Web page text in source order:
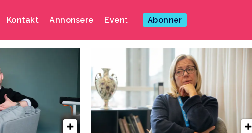
Kontakt Annonsere Event Abonner